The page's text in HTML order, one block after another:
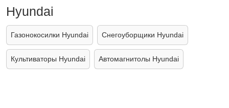
Hyundai
Газонокосилки Hyundai Снегоуборщики Hyundai
Культиваторы Hyundai Автомагнитолы Hyundai